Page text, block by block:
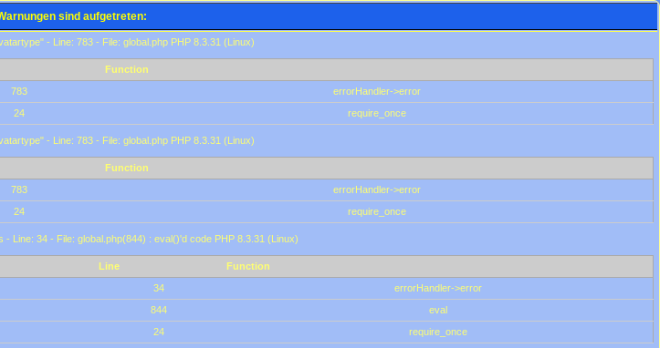
sind aufgetreten:
- Line: 783 - File: global.php PHP 8.3.31 (Linux)
Function
783
errorHandler->error
24 require_once
- Line: 783 - File: global.php PHP 8.3.31 (Linux)
Function
783
errorHandler->error
24 require_once
- Line: 34 - File: global.php(844) : eval()'d code PHP 8.3.31 (Linux)
Line
Function
34
errorHandler->error
844
eval
24 require_once